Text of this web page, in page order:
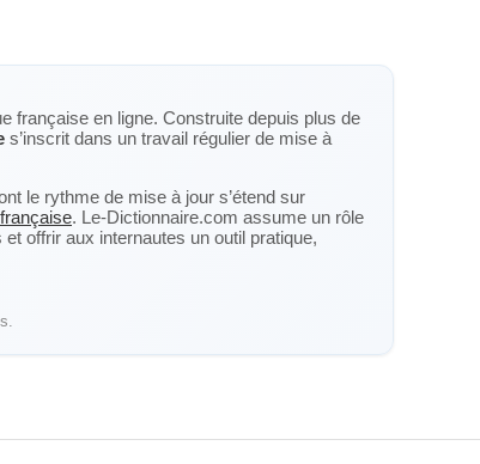
française en ligne. Construite depuis plus de
s’inscrit dans un travail régulier de mise à
le rythme de mise à jour s’étend sur
. Le-Dictionnaire.com assume un rôle
offrir aux internautes un outil pratique,